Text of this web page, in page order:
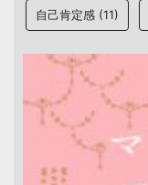
自己肯定感 (11)